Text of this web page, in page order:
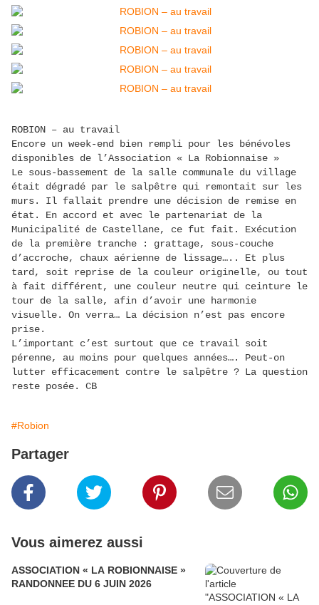
ROBION – au travail
Encore un week-end bien rempli pour les bénévoles
disponibles de l’Association « La Robionnaise »
Le sous-bassement de la salle communale du village
était dégradé par le salpêtre qui remontait sur les
murs. Il fallait prendre une décision de remise en
état. En accord et avec le partenariat de la
Municipalité de Castellane, ce fut fait. Exécution
de la première tranche : grattage, sous-couche
d’accroche, chaux aérienne de lissage….. Et plus
tard, soit reprise de la couleur originelle, ou tout
à fait différent, une couleur neutre qui ceinture le
tour de la salle, afin d’avoir une harmonie
visuelle. On verra… La décision n’est pas encore
prise.
L’important c’est surtout que ce travail soit
pérenne, au moins pour quelques années…. Peut-on
lutter efficacement contre le salpêtre ? La question
reste posée. CB
#Robion
Partager
Vous aimerez aussi
ASSOCIATION « LA ROBIONNAISE »
RANDONNEE DU 6 JUIN 2026